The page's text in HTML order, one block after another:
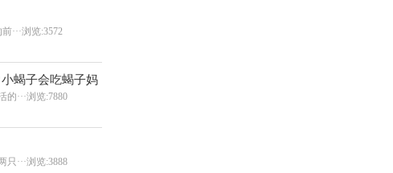
···浏览:3572
蝎子会吃蝎子妈
···浏览:7880
···浏览:3888